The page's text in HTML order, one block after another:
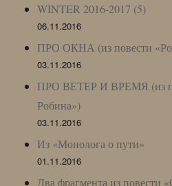
WINTER 2016-2017 (5)
06.11.2016
ПРО ОКНА (из повести
03.11.2016
ПРО ВЕТЕР И ВРЕМЯ (из
Робина»)
03.11.2016
Из «Монолога о пути»
01.11.2016
Два фрагмента из